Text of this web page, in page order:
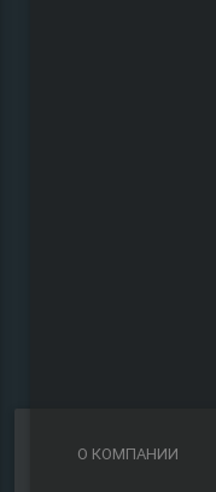
О КОМПАНИИ